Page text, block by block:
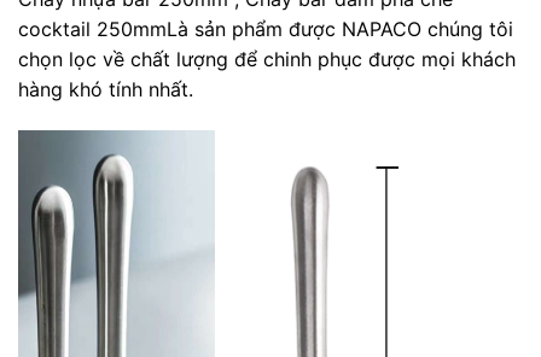
cocktail 250mmLà sản phẩm được NAPACO chúng tôi
chọn lọc về chất lượng để chinh phục được mọi khách
hàng khó tính nhất.